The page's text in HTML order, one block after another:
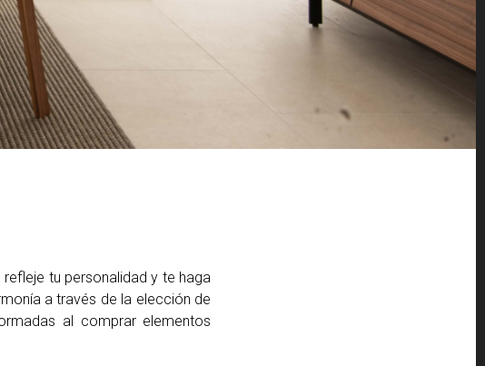
tu personalidad y te haga
a través de la elección de
al comprar elementos